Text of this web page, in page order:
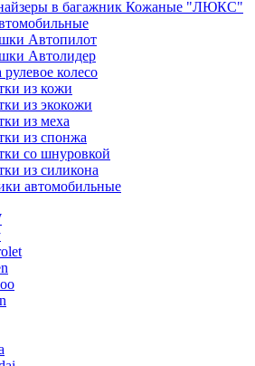
в багажник Кожаные "ЛЮКС"
Автопилот
Автолидер
колесо
из кожи
из экокожи
из меха
из спонжа
со шнуровкой
из силикона
автомобильные